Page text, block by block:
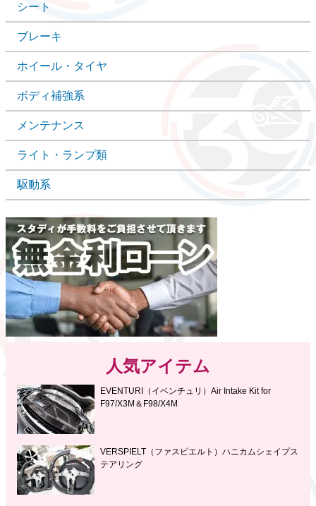
シート
ブレーキ
ホイール・タイヤ
ボディ補強系
メンテナンス
ライト・ランプ類
駆動系
人気アイテム
EVENTURI（イベンチュリ）Air Intake Kit for
F97/X3M＆F98/X4M
VERSPIELT（ファスピエルト）ハニカムシェイプス
テアリング